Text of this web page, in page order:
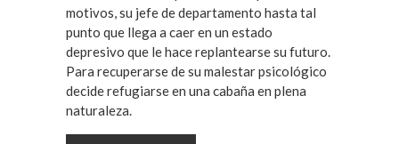
motivos, su jefe de departamento hasta tal
punto que llega a caer en un estado
depresivo que le hace replantearse su futuro.
Para recuperarse de su malestar psicológico
decide refugiarse en una cabaña en plena
naturaleza.